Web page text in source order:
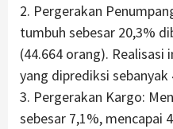
2. Pergerakan
tumbuh sebesar 20,3%
(44.664 orang).
yang diprediksi sebanyak
3. Pergerakan Kargo:
sebesar 7,1%, mencapai